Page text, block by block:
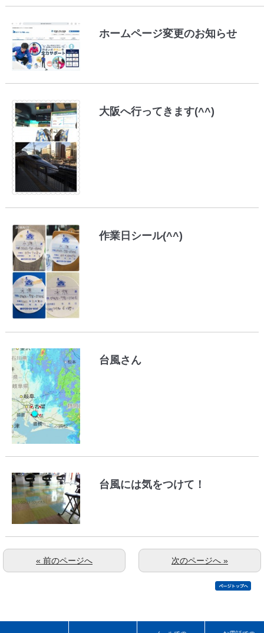
ホームページ変更のお知らせ
大阪へ行ってきます(^^)
作業日シール(^^)
台風さん
台風には気をつけて！
次のページへ »
« 前のページへ